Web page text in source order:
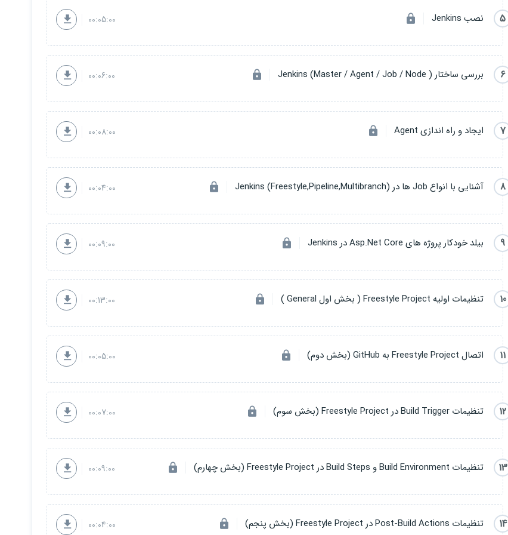
بررسی دستورات when، post و script در Jenkins Pipeline
آشنایی با دستور Input در Jenkins Pipelines
آشنایی با دستورات Option و Trigger در Jenkins Pipeline
بررسی و مدیریت پلاگین‌ها در Jenkins
نصب و کار با پلاگین Blue Ocean برای مدیریت پایپ‌لاین‌ها
آشنایی با پلاگین Email Notification و ارسال اعلان‌ها در Jenkins
بکاپ‌گیری و بازیابی تنظیمات در Jenkins
تعریف کاربران و تنظیم مجوزها در Jenkins
بررسی فایل Config.xml
بررسی کامل امنیت در Jenkins - بخش اول
بررسی کامل امنیت در Jenkins - بخش اول
شروع پروژه عملی: ایجاد پایپ‌لاین و مراحل اولیه (بخش اول)
پروژه عملی: ارسال ایمیل و اطلاع‌رسانی پس از اجرای پایپ‌لاین (بخش دوم)
5 نصب Jenkins 00:05:00
6 بررسی ساختار Jenkins (Master / Agent / Job / Node ) 00:06:00
7 ایجاد و راه اندازی Agent 00:08:00
8 آشنایی با انواع Job ها در Jenkins (Freestyle,Pipeline,Multibranch) 00:04:00
9 بیلد خودکار پروژه های Asp.Net Core در Jenkins 00:09:00
10 تنظیمات اولیه Freestyle Project ( بخش اول General ) 00:13:00
11 اتصال Freestyle Project به GitHub (بخش دوم) 00:05:00
12 تنظیمات Build Trigger در Freestyle Project (بخش سوم) 00:07:00
13 تنظیمات Build Environment و Build Steps در Freestyle Project (بخش چهارم) 00:09:00
14 تنظیمات Post-Build Actions در Freestyle Project (بخش پنجم) 00:04:00